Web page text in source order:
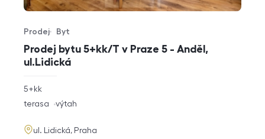
Prodej bytu 5+kk/T v Praze 5 - Anděl,
ul.Lidická
Typ nabídky
Prodej
Typ nemovitosti
Byt
rozměry
dispozice
5+kk
funkce
terasa výtah
adresa
ul. Lidická, Praha